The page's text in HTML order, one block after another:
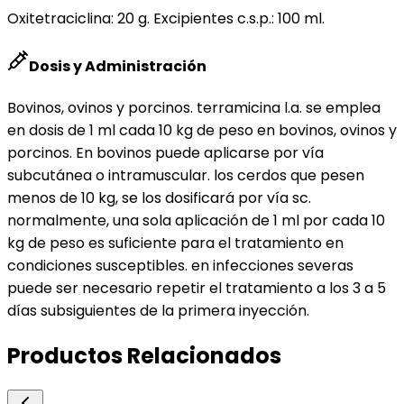
Oxitetraciclina: 20 g. Excipientes c.s.p.: 100 ml.
Dosis y Administración
Bovinos, ovinos y porcinos. terramicina l.a. se emplea
en dosis de 1 ml cada 10 kg de peso en bovinos, ovinos y
porcinos. En bovinos puede aplicarse por vía
subcutánea o intramuscular. los cerdos que pesen
menos de 10 kg, se los dosificará por vía sc.
normalmente, una sola aplicación de 1 ml por cada 10
kg de peso es suficiente para el tratamiento en
condiciones susceptibles. en infecciones severas
puede ser necesario repetir el tratamiento a los 3 a 5
días subsiguientes de la primera inyección.
Productos Relacionados